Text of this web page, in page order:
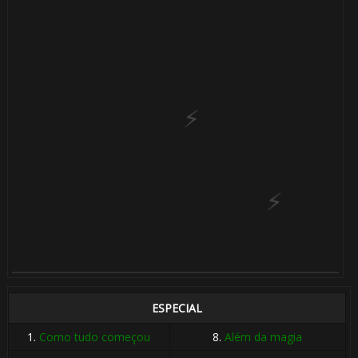
ESPECIAL
1. Como tudo começou 8.Além da magia
1️⃣ 8️⃣